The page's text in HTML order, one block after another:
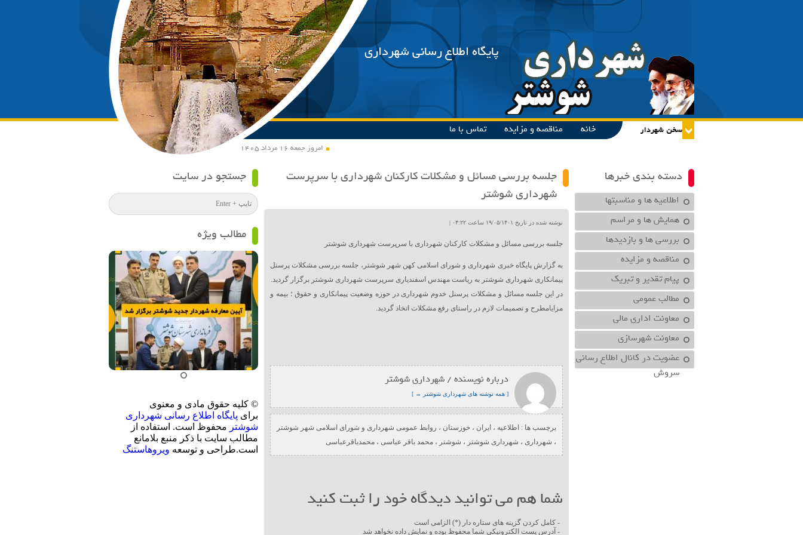
پایگاه اطلاع رسانی شهرداری
امروز جمعه ۱۶ مرداد ۱۴۰۵
خانه مناقصه و مزایده تماس با ما
دسته بندی خبرها
اطلاعیه ها و مناسبتها
همایش ها و مراسم
بررسی ها و بازدیدها
مناقصه و مزایده
پیام تقدیر و تبریک
مطالب عمومی
معاونت اداري مالي
معاونت شهرسازي
عضویت در کانال اطلاع رسانی
سروش
جلسه بررسی مسائل و مشکلات کارکنان شهرداری با سرپرست
شهرداری شوشتر
نوشته شده در تاریخ ۱۹/۰۵/۱۴۰۱ ساعت ۰۴:۲۲ |
جلسه بررسی مسائل و مشکلات کارکنان شهرداری با سرپرست شهرداری شوشتر
به گزارش پایگاه خبری شهرداری و شورای اسلامی کهن شهر شوشتر، جلسه بررسی مشکلات پرسنل
پیمانکاری شهرداری شوشتر به ریاست مهندس اسفندیاری سرپرست شهرداری شوشتر برگزار گردید.
در این جلسه مسائل و مشکلات پرسنل خدوم شهرداری در حوزه وضعیت پیمانکاری و حقوق ؛ بیمه و
مزایامطرح و تصمیمات لازم در راستای رفع مشکلات اتخاذ گردید.
درباره نویسنده / شهرداری شوشتر
[ همه نوشته های شهرداری شوشتر → ]
برچسب ها : اطلاعیه ، ایران ، خوزستان ، روابط عمومی شهرداری و شورای اسلامی شهر شوشتر
، شهرداری ، شهرداری شوشتر ، شوشتر ، محمد باقر عباسی ، محمدباقرعباسی
شما هم می توانید دیدگاه خود را ثبت کنید
- کامل کردن گزینه های ستاره دار (*) الزامی است
- آدرس پست الکترونیکی شما محفوظ بوده و نمایش داده نخواهد شد
جستجو در سایت
مطالب ویژه
© کلیه حقوق مادی و معنوی
برای پایگاه اطلاع رسانی شهرداری
شوشتر محفوظ است. استفاده از
مطالب سایت با ذکر منبع بلامانع
است.طراحی و توسعه ویروهاستنگ